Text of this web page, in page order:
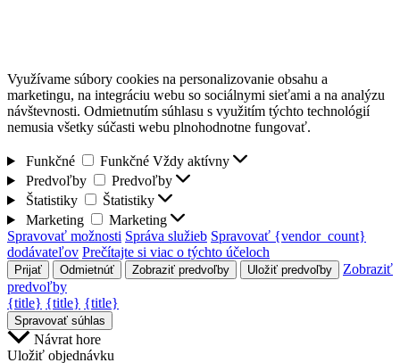
Využívame súbory cookies na personalizovanie obsahu a
marketingu, na integráciu webu so sociálnymi sieťami a na analýzu
návštevnosti. Odmietnutím súhlasu s využitím týchto technológií
nemusia všetky súčasti webu plnohodnotne fungovať.
Funkčné Funkčné Vždy aktívny
Predvoľby
Predvoľby
Štatistiky
Štatistiky
Marketing
Marketing
Spravovať možnosti Správa služieb Spravovať {vendor_count}
dodávateľov Prečítajte si viac o týchto účeloch
Prijať Odmietnúť Zobraziť predvoľby Uložiť predvoľby
Zobraziť
predvoľby
{title} {title} {title}
Spravovať súhlas
Návrat hore
Uložiť objednávku